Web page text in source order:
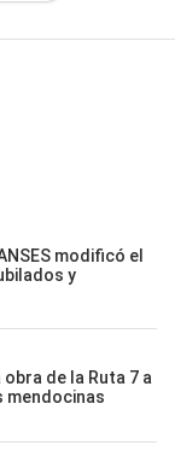
modificó el
y
de la Ruta 7 a
mendocinas